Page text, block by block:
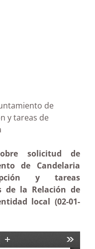
de
y tareas de
solicitud de
de Candelaria
y tareas
de la Relación de
local (02-01-